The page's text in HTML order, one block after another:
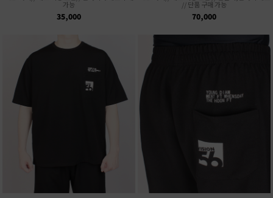
가능
35,000
// 단품 구매 가능
70,000